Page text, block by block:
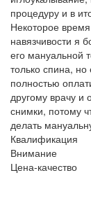
процедуру и в
Некоторое
навязчивости я
его мануальной
только спина,
полностью
другому врачу и
снимки, потому
делать
Квалификация
Внимание
Цена-качество